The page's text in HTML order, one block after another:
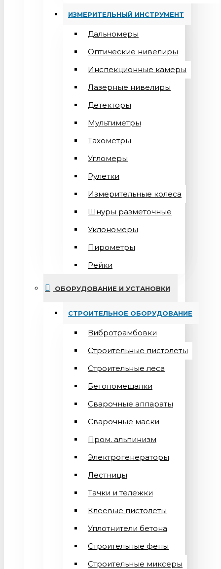
ИЗМЕРИТЕЛЬНЫЙ ИНСТРУМЕНТ
Дальномеры
Оптические нивелиры
Инспекционные камеры
Лазерные нивелиры
Детекторы
Мультиметры
Тахометры
Угломеры
Рулетки
Измерительные колеса
Шнуры разметочные
Уклономеры
Пирометры
Рейки
ОБОРУДОВАНИЕ И УСТАНОВКИ
СТРОИТЕЛЬНОЕ ОБОРУДОВАНИЕ
Вибротрамбовки
Строительные пистолеты
Строительные леса
Бетономешалки
Сварочные аппараты
Cварочные маски
Пром. альпинизм
Электрогенераторы
Лестницы
Тачки и тележки
Клеевые пистолеты
Уплотнители бетона
Строительные фены
Строительные миксеры